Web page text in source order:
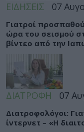
ΕΙΔΗΣΕΙΣ 07
Γιατροί
ώρα του σεισμού
βίντεο από την
ΔΙΑΤΡΟΦΗ 07
Διατροφολόγοι:
ίντερνετ – «Η